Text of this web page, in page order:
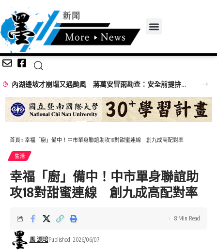
內湖邊坡才崩塌又遇颱風 蔣萬安冒雨勘查：安全前提拚完工
首頁 » 幸福「廚」備中！中市單身聯誼助攻18對甜蜜連線 創九成高配對率
生活
幸福「廚」備中！中市單身聯誼助
攻18對甜蜜連線 創九成高配對率
馬 源培Published: 2026/06/07
8 Min Read